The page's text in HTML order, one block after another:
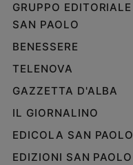
GRUPPO EDITORIALE
SAN PAOLO
BENESSERE
TELENOVA
GAZZETTA D'ALBA
IL GIORNALINO
EDICOLA SAN PAOLO
EDIZIONI SAN PAOLO